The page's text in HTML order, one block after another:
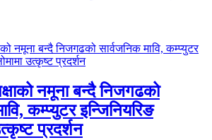
नमूना बन्दै निजगढको
कम्प्युटर इन्जिनियरिङ
प्रदर्शन